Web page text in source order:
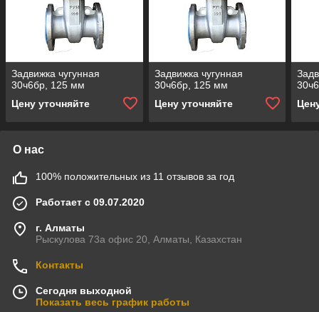
Задвижка чугунная
30ч6бр, 125 мм
Цену уточняйте
Задвижка чугунная
30ч6бр, 125 мм
Цену уточняйте
О нас
100% положительных из 11 отзывов за год
Работает с 09.07.2020
г. Алматы
Рыскулова 73а офис 20, Алматы, Казахстан
Контакты
Сегодня выходной
Показать весь график работы